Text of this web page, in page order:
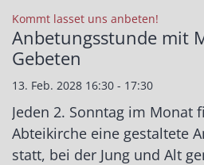
Kommt lasset uns anbeten!
Anbetungsstunde mit
Gebeten
13. Feb. 2028 16:30 - 17:30
Jeden 2. Sonntag im Monat
Abteikirche eine gestaltete
statt, bei der Jung und Alt